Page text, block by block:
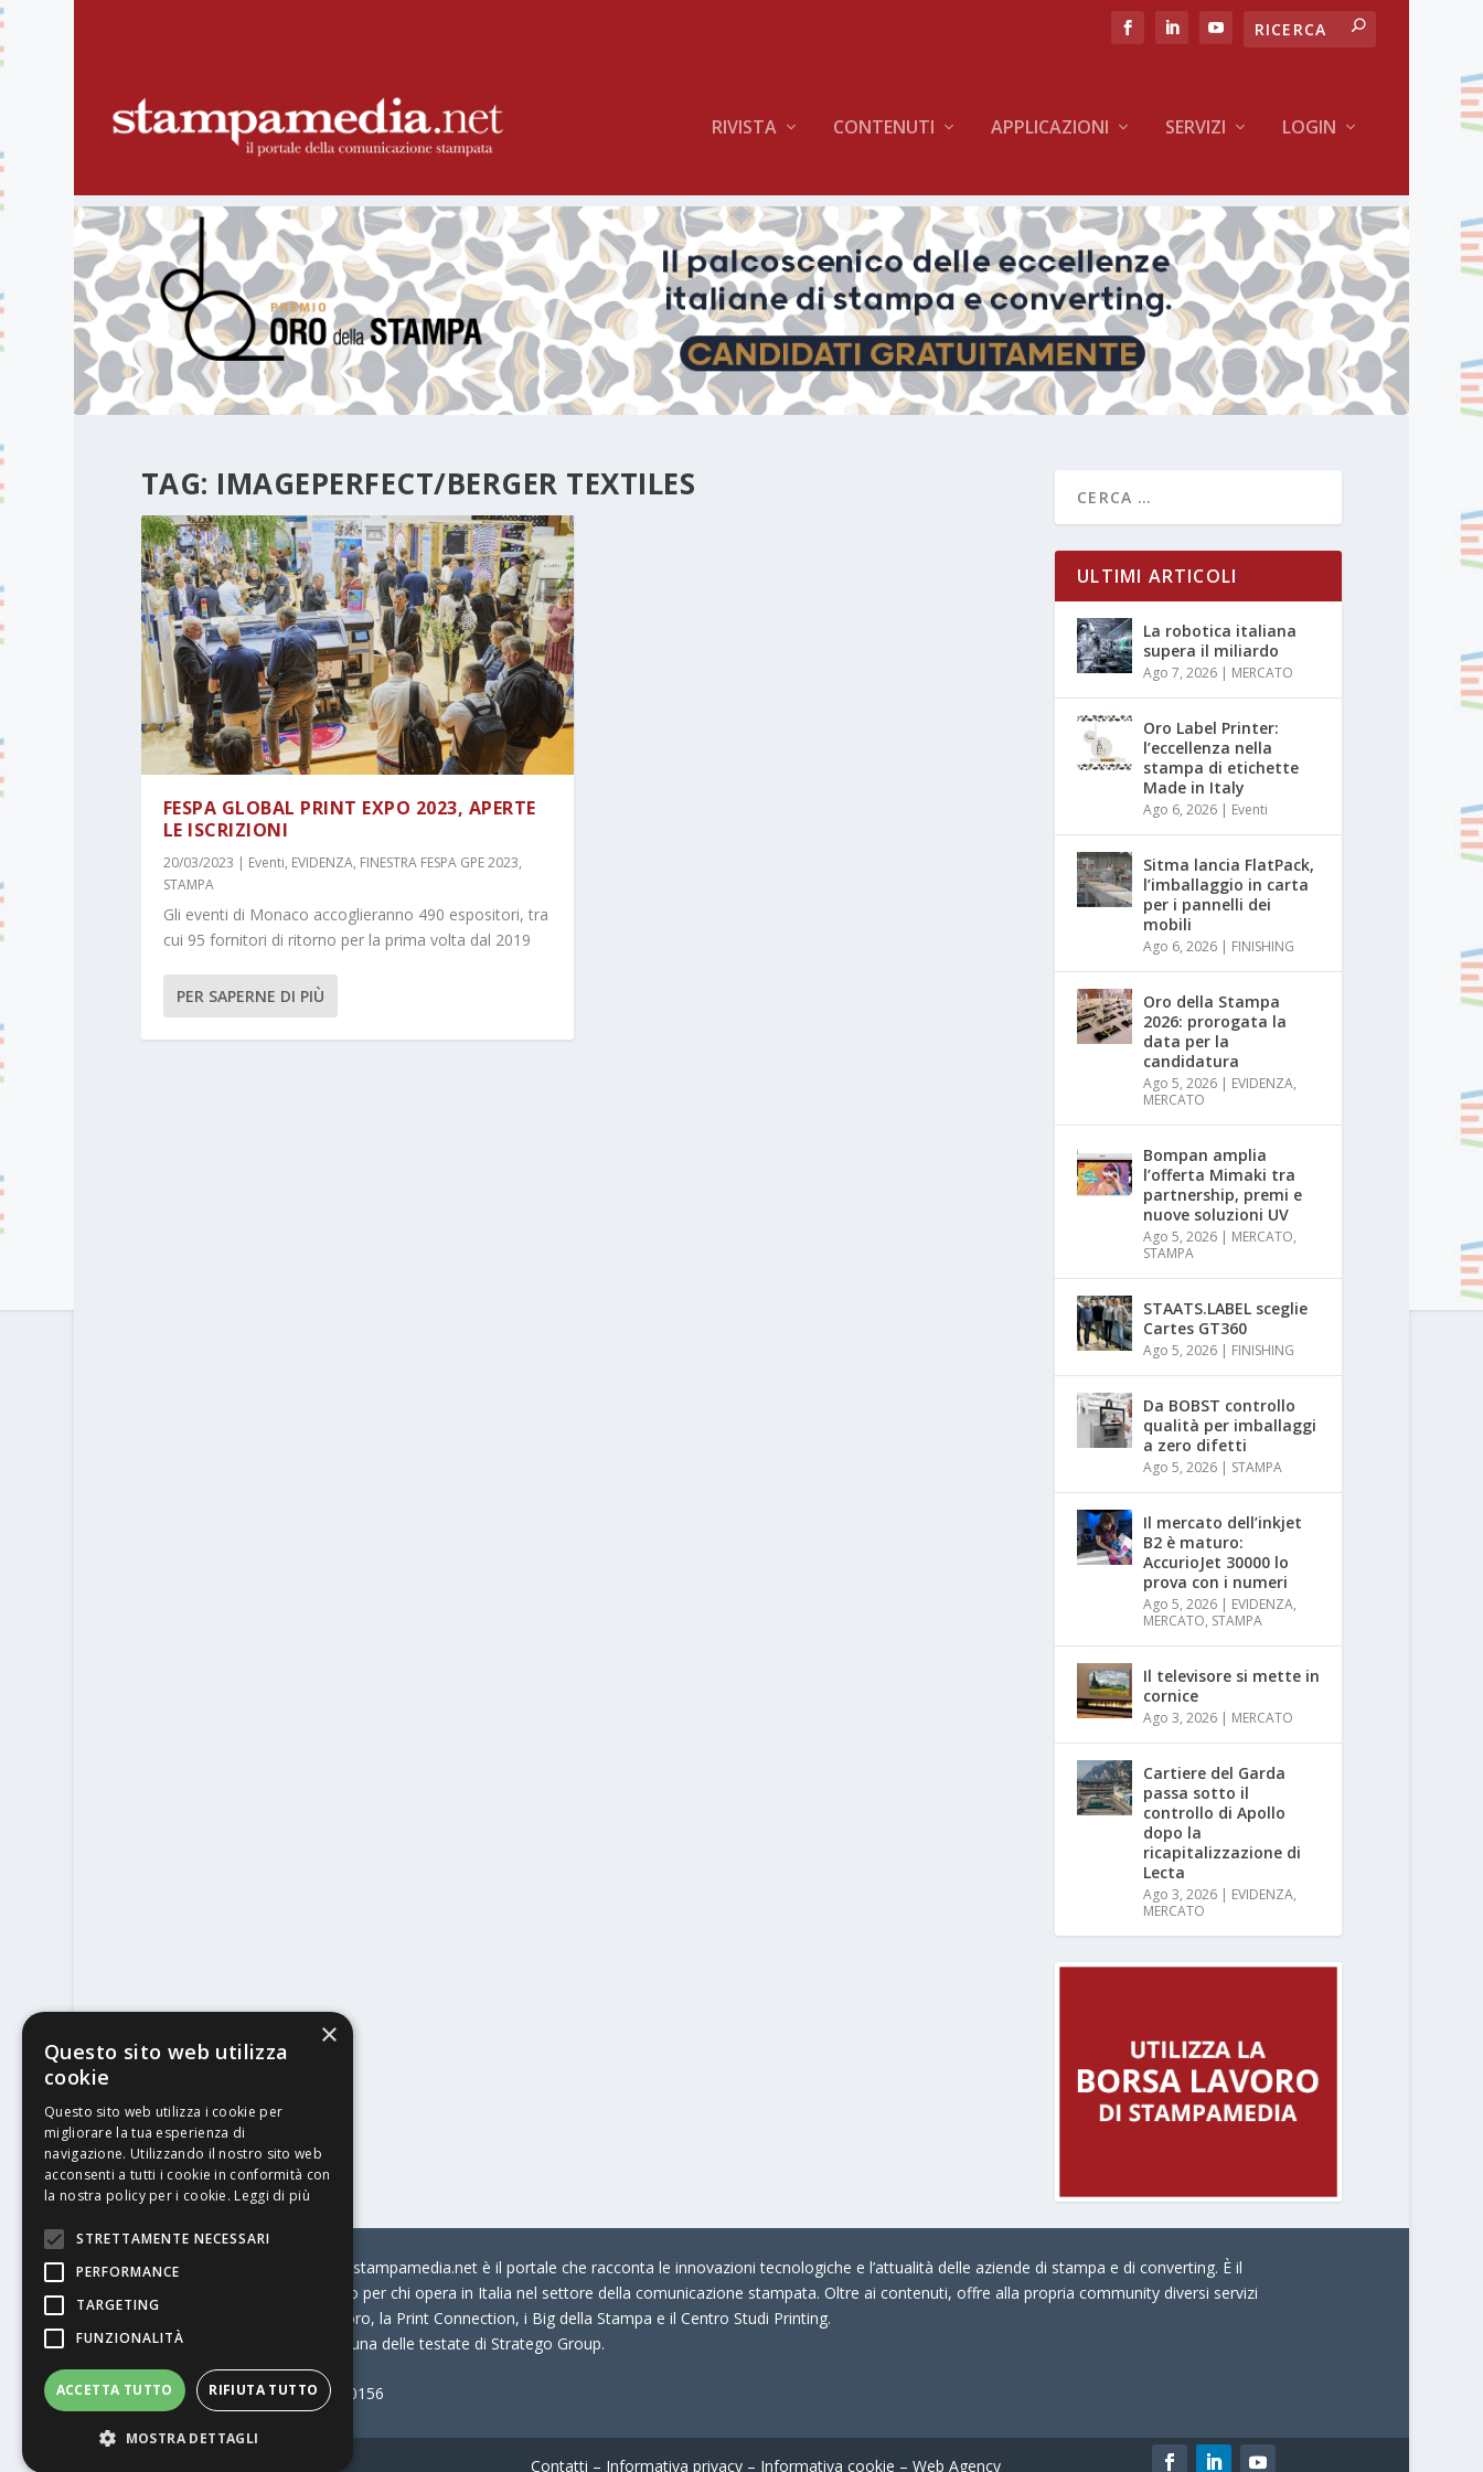
RIVISTA CONTENUTI APPLICAZIONI SERVIZI LOGIN
TAG: IMAGEPERFECT/BERGER TEXTILES
FESPA GLOBAL PRINT EXPO 2023, APERTE
LE ISCRIZIONI
20/03/2023 | Eventi, EVIDENZA, FINESTRA FESPA GPE 2023,
STAMPA
Gli eventi di Monaco accoglieranno 490 espositori, tra
cui 95 fornitori di ritorno per la prima volta dal 2019
PER SAPERNE DI PIÙ
ULTIMI ARTICOLI
La robotica italiana
supera il miliardo
Ago 7, 2026 | MERCATO
Oro Label Printer:
l’eccellenza nella
stampa di etichette
Made in Italy
Ago 6, 2026 | Eventi
Sitma lancia FlatPack,
l’imballaggio in carta
per i pannelli dei
mobili
Ago 6, 2026 | FINISHING
Oro della Stampa
2026: prorogata la
data per la
candidatura
Ago 5, 2026 | EVIDENZA,
MERCATO
Bompan amplia
l’offerta Mimaki tra
partnership, premi e
nuove soluzioni UV
Ago 5, 2026 | MERCATO,
STAMPA
STAATS.LABEL sceglie
Cartes GT360
Ago 5, 2026 | FINISHING
Da BOBST controllo
qualità per imballaggi
a zero difetti
Ago 5, 2026 | STAMPA
Il mercato dell’inkjet
B2 è maturo:
AccurioJet 30000 lo
prova con i numeri
Ago 5, 2026 | EVIDENZA,
MERCATO, STAMPA
Il televisore si mette in
cornice
Ago 3, 2026 | MERCATO
Cartiere del Garda
passa sotto il
controllo di Apollo
dopo la
ricapitalizzazione di
Lecta
Ago 3, 2026 | EVIDENZA,
MERCATO
stampamedia.net è il portale che racconta le innovazioni tecnologiche e l’attualità delle aziende di stampa e di converting. È il
portale di riferimento per chi opera in Italia nel settore della comunicazione stampata. Oltre ai contenuti, offre alla propria community diversi servizi
la Borsa Lavoro, la Print Connection, i Big della Stampa e il Centro Studi Printing.
Stampamedia.net è una delle testate di Stratego Group.
Partita IVA07921450156
Contatti – Informativa privacy– Informativa cookie – Web Agency
×
Questo sito web utilizza
cookie
Questo sito web utilizza i cookie per
migliorare la tua esperienza di
navigazione. Utilizzando il nostro sito web
acconsenti a tutti i cookie in conformità con
la nostra policy per i cookie. Leggi di più
STRETTAMENTE NECESSARI
PERFORMANCE
TARGETING
FUNZIONALITÀ
ACCETTA TUTTO RIFIUTA TUTTO
MOSTRA DETTAGLI